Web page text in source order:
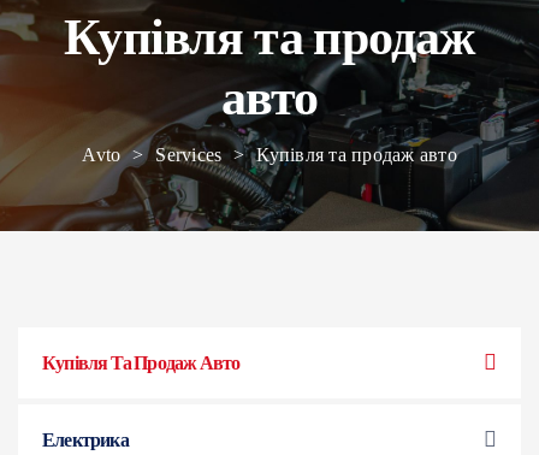
Купівля та продаж
авто
Avto > Services > Купівля та продаж авто
Купівля Та Продаж Авто
Електрика